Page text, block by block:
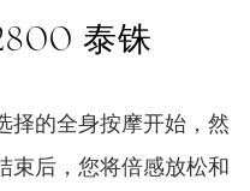
泰铢
择的全身按摩开始，然
束后，您将倍感放松和